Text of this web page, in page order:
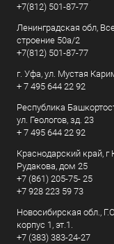
+7(812) 501-87-77
Ленинградская обл,
строение 50а/2
+7(812) 501-87-77
г. Уфа, ул. Мустая
+ 7 495 644 22 92
Республика
ул. Геологов, зд. 23
+ 7 495 644 22 92
Краснодарский край,
Рудакова, дом 25
+7 (861) 205-75- 25
+7 928 223 59 73
Новосибирская обл.,
корпус 1, эт.1.
+7 (383) 383-24-27